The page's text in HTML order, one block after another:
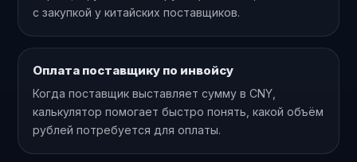
с закупкой у китайских поставщиков.
Оплата поставщику по инвойсу
Когда поставщик выставляет сумму в CNY,
калькулятор помогает быстро понять, какой объём
рублей потребуется для оплаты.